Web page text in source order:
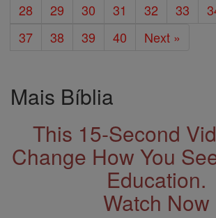
28
29 30 31 32 33
37
38 39 40 Next »
Mais Bíblia
This 15-Second
Change How You
Education.
Watch Now